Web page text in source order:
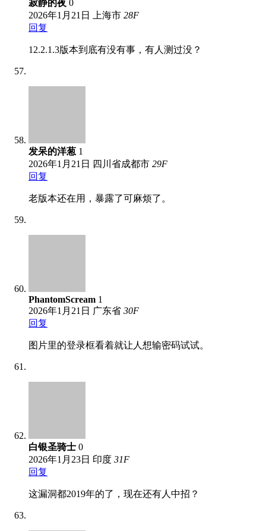
寂静的夜 0
2026年1月21日
上海市 28F
回复
12.2.1.3版本到底有没有事，有人测过没？
发呆的洋葱 1
2026年1月21日
四川省成都市 29F
回复
老版本还在用，暴露了可麻烦了。
PhantomScream 1
2026年1月21日 广东省 30F
回复
图片里的登录框看着就让人想输密码试试。
白银圣骑士 0
2026年1月23日 印度 31F
回复
这漏洞都2019年的了，现在还有人中招？